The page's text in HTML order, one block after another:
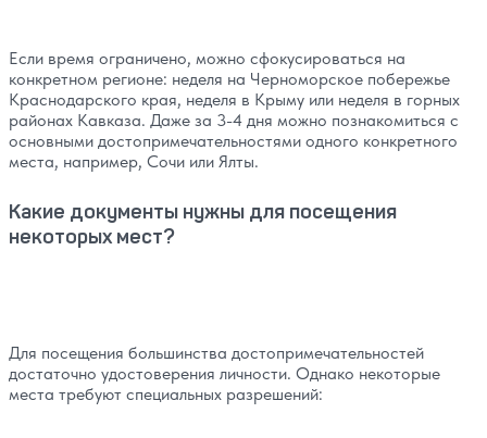
Если время ограничено, можно сфокусироваться на
конкретном регионе: неделя на Черноморское побережье
Краснодарского края, неделя в Крыму или неделя в горных
районах Кавказа. Даже за 3-4 дня можно познакомиться с
основными достопримечательностями одного конкретного
места, например, Сочи или Ялты.
Какие документы нужны для посещения
некоторых мест?
Для посещения большинства достопримечательностей
достаточно удостоверения личности. Однако некоторые
места требуют специальных разрешений: